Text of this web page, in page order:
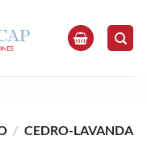
/ CEDRO-LAVANDA